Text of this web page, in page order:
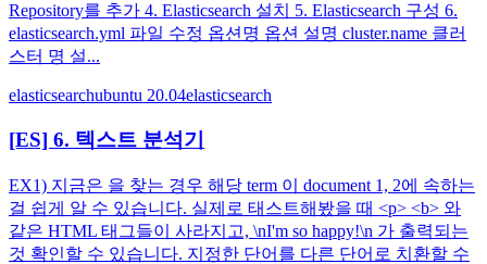
Repository를 추가 4. Elasticsearch 설치 5. Elasticsearch 구성 6.
elasticsearch.yml 파일 수정 옵션명 옵션 설명 cluster.name 클러
스터 명 설...
elasticsearchubuntu 20.04elasticsearch
[ES] 6. 텍스트 분석기
EX1) 지금은 을 찾는 경우 해당 term 이 document 1, 2에 속하는
걸 쉽게 알 수 있습니다. 실제로 태스트해봤을 때 <p> <b> 와
같은 HTML 태그들이 사라지고, \nI'm so happy!\n 가 출력되는
것 확인할 수 있습니다. 지정한 단어를 다른 단어로 치환할 수